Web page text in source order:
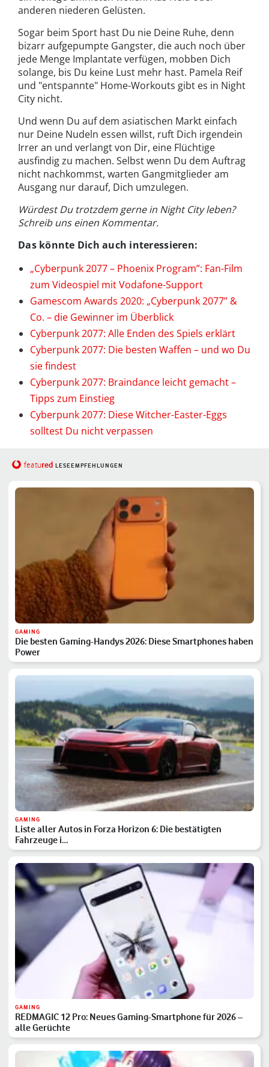
anderen niederen Gelüsten.
Sogar beim Sport hast Du nie Deine Ruhe, denn
bizarr aufgepumpte Gangster, die auch noch über
jede Menge Implantate verfügen, mobben Dich
solange, bis Du keine Lust mehr hast. Pamela Reif
und "entspannte" Home-Workouts gibt es in Night
City nicht.
Und wenn Du auf dem asiatischen Markt einfach
nur Deine Nudeln essen willst, ruft Dich irgendein
Irrer an und verlangt von Dir, eine Flüchtige
ausfindig zu machen. Selbst wenn Du dem Auftrag
nicht nachkommst, warten Gangmitglieder am
Ausgang nur darauf, Dich umzulegen.
Würdest Du trotzdem gerne in Night City leben?
Schreib uns einen Kommentar.
Das könnte Dich auch interessieren:
„Cyberpunk 2077 – Phoenix Program”: Fan-Film
zum Videospiel mit Vodafone-Support
Gamescom Awards 2020: „Cyberpunk 2077” &
Co. – die Gewinner im Überblick
Cyberpunk 2077: Alle Enden des Spiels erklärt
Cyberpunk 2077: Die besten Waffen – und wo Du
sie findest
Cyberpunk 2077: Braindance leicht gemacht –
Tipps zum Einstieg
Cyberpunk 2077: Diese Witcher-Easter-Eggs
solltest Du nicht verpassen
featured LESEEMPFEHLUNGEN
GAMING
Die besten Gaming-Handys 2026: Diese Smartphones haben
Power
GAMING
Liste aller Autos in Forza Horizon 6: Die bestätigten
Fahrzeuge i…
GAMING
REDMAGIC 12 Pro: Neues Gaming-Smartphone für 2026 –
alle Gerüchte